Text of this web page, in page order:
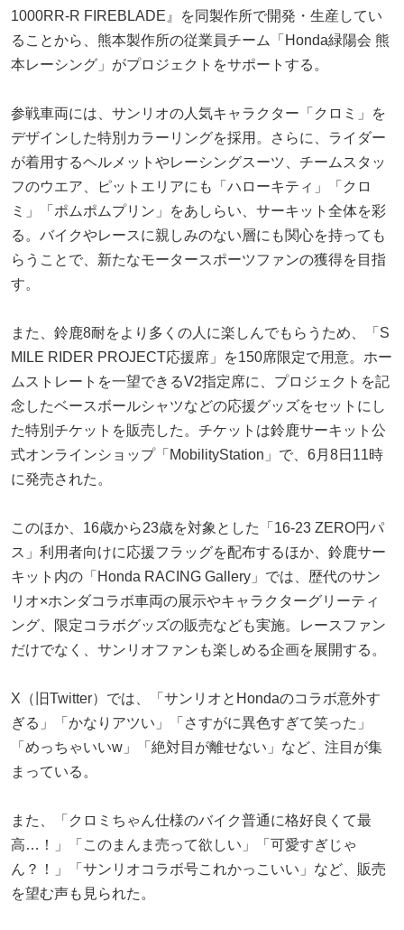
1000RR-R FIREBLADE』を同製作所で開発・生産してい
ることから、熊本製作所の従業員チーム「Honda緑陽会 熊
本レーシング」がプロジェクトをサポートする。
参戦車両には、サンリオの人気キャラクター「クロミ」を
デザインした特別カラーリングを採用。さらに、ライダー
が着用するヘルメットやレーシングスーツ、チームスタッ
フのウエア、ピットエリアにも「ハローキティ」「クロ
ミ」「ポムポムプリン」をあしらい、サーキット全体を彩
る。バイクやレースに親しみのない層にも関心を持っても
らうことで、新たなモータースポーツファンの獲得を目指
す。
また、鈴鹿8耐をより多くの人に楽しんでもらうため、「S
MILE RIDER PROJECT応援席」を150席限定で用意。ホー
ムストレートを一望できるV2指定席に、プロジェクトを記
念したベースボールシャツなどの応援グッズをセットにし
た特別チケットを販売した。チケットは鈴鹿サーキット公
式オンラインショップ「MobilityStation」で、6月8日11時
に発売された。
このほか、16歳から23歳を対象とした「16-23 ZERO円パ
ス」利用者向けに応援フラッグを配布するほか、鈴鹿サー
キット内の「Honda RACING Gallery」では、歴代のサン
リオ×ホンダコラボ車両の展示やキャラクターグリーティ
ング、限定コラボグッズの販売なども実施。レースファン
だけでなく、サンリオファンも楽しめる企画を展開する。
X（旧Twitter）では、「サンリオとHondaのコラボ意外す
ぎる」「かなりアツい」「さすがに異色すぎて笑った」
「めっちゃいいw」「絶対目が離せない」など、注目が集
まっている。
また、「クロミちゃん仕様のバイク普通に格好良くて最
高…！」「このまんま売って欲しい」「可愛すぎじゃ
ん？！」「サンリオコラボ号これかっこいい」など、販売
を望む声も見られた。